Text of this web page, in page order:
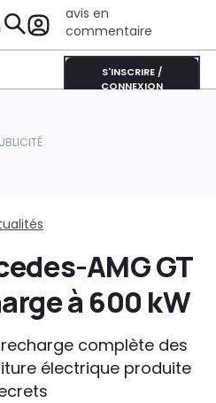
avis en
commentaire
S'INSCRIRE /
CONNEXION
AMG GT
à 600 kW
complète des
électrique produite